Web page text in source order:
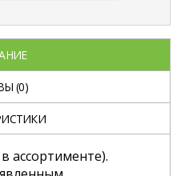
(0)
ассортименте).